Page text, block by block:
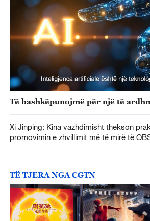
Të bashkëpunojmë për një të
Xi Jinping: Kina vazhdimisht thekson
promovimin e zhvillimit më të mirë të
TË TJERA NGA CGTN